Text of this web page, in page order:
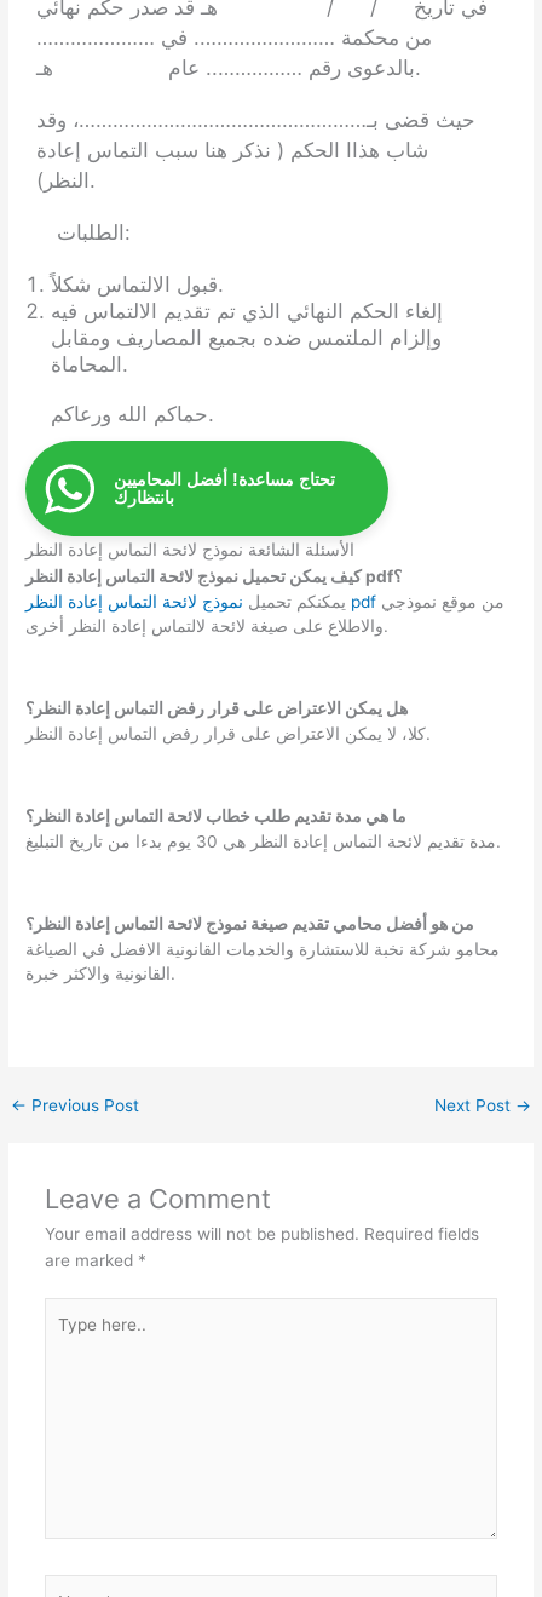
في تاريخ / / هـ قد صدر حكم نهائي
من محكمة ……………………. في …………………
بالدعوى رقم …………….. عام هـ.
حيث قضى بـ……………………………………………، وقد
شاب هذاا الحكم ( نذكر هنا سبب التماس إعادة
النظر).
الطلبات:
قبول الالتماس شكلاً.
إلغاء الحكم النهائي الذي تم تقديم الالتماس فيه
وإلزام الملتمس ضده بجميع المصاريف ومقابل
المحاماة.
حماكم الله ورعاكم.
تحتاج مساعدة! أفضل المحاميين
بانتظارك
الأسئلة الشائعة نموذج لائحة التماس إعادة النظر
كيف يمكن تحميل نموذج لائحة التماس إعادة النظر pdf؟
يمكنكم تحميل نموذج لائحة التماس إعادة النظر pdf من موقع نموذجي
والاطلاع على صيغة لائحة لالتماس إعادة النظر أخرى.
هل يمكن الاعتراض على قرار رفض التماس إعادة النظر؟
كلا، لا يمكن الاعتراض على قرار رفض التماس إعادة النظر.
ما هي مدة تقديم طلب خطاب لائحة التماس إعادة النظر؟
مدة تقديم لائحة التماس إعادة النظر هي 30 يوم بدءا من تاريخ التبليغ.
من هو أفضل محامي تقديم صيغة نموذج لائحة التماس إعادة النظر؟
محامو شركة نخبة للاستشارة والخدمات القانونية الافضل في الصياغة
القانونية والاكثر خبرة.
← Previous Post Next Post →
Leave a Comment
Your email address will not be published. Required fields
are marked *
here..